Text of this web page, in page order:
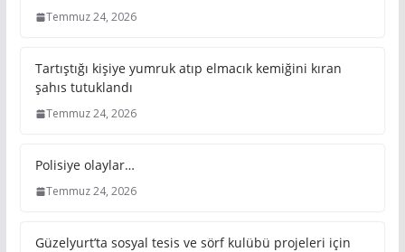
Temmuz 24, 2026
Tartıştığı kişiye yumruk atıp elmacık kemiğini kıran
şahıs tutuklandı
Temmuz 24, 2026
Polisiye olaylar…
Temmuz 24, 2026
Güzelyurt’ta sosyal tesis ve sörf kulübü projeleri için